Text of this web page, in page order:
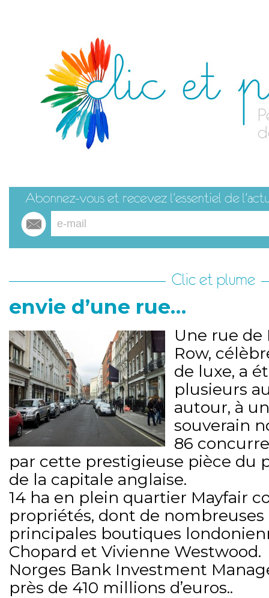
Clic et plume
envie d’une rue…
Une rue de
Row,
de luxe, a
plusieurs
autour, à
souverain
86
par cette prestigieuse pièce du
de la capitale anglaise.
14 ha en plein quartier Mayfair
propriétés, dont de nombreuses
principales boutiques
Chopard et Vivienne Westwood.
Norges Bank Investment
près de 410 millions d’euros..